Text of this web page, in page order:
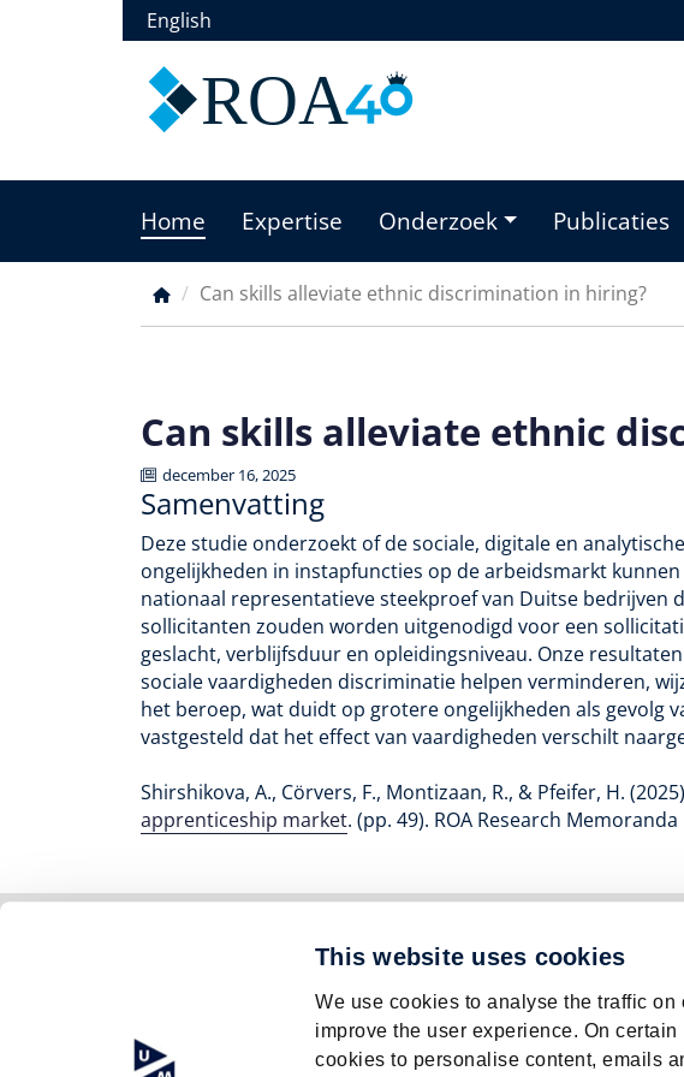
This website uses cookies
We use cookies to analyse the traffic
improve the user experience. On
cookies to personalise content, emails
English
ROA
Main
menu
Home Expertise Onderzoek Publicaties
Kruimelpad
Can skills alleviate ethnic discrimination in hiring?
Can skills alleviate ethnic
december 16, 2025
Samenvatting
Deze studie onderzoekt of de sociale, digitale en
ongelijkheden in instapfuncties op de arbeidsmarkt
nationaal representatieve steekproef van Duitse bedrijven
sollicitanten zouden worden uitgenodigd voor een
geslacht, verblijfsduur en opleidingsniveau. Onze
sociale vaardigheden discriminatie helpen verminderen,
het beroep, wat duidt op grotere ongelijkheden als gevolg
vastgesteld dat het effect van vaardigheden verschilt
Shirshikova, A., Cörvers, F., Montizaan, R., & Pfeifer, H.
apprenticeship market. (pp. 49). ROA Research Memoranda
Footer
Privacyverklaring